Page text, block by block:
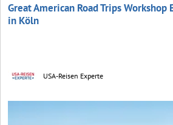
Great American Road Trips
in Köln
USA-Reisen Experte